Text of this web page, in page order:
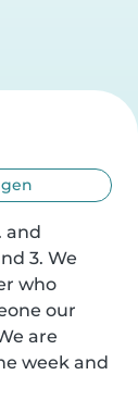
and
3. We
who
our
are
week and